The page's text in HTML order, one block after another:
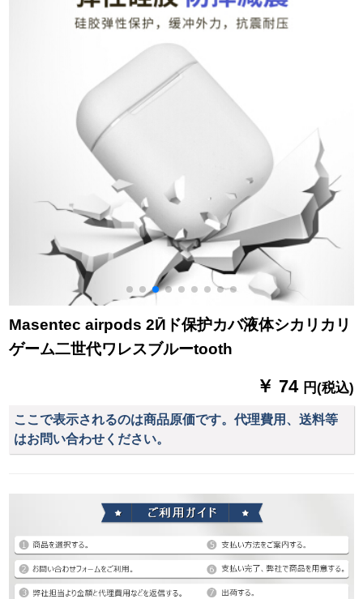
Masentec airpods 2Ӣド保护カバ液体シカリカリ
ゲーム二世代ワレスブルーtooth
￥ 74 円(税込)
ここで表示されるのは商品原価です。代理費用、送料等
はお問い合わせください。